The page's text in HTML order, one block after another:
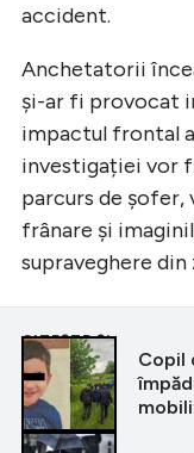
accident.
Anchetatorii
și-ar fi provocat
impactul frontal
investigației vor
parcurs de șofer,
frânare și
supraveghere din
CITEȘTE ȘI
Copil